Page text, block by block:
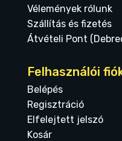
Vélemények rólunk
Szállítás és fizetés
Átvételi Pont
Felhasználói
Belépés
Regisztráció
Elfelejtett jelszó
Kosár